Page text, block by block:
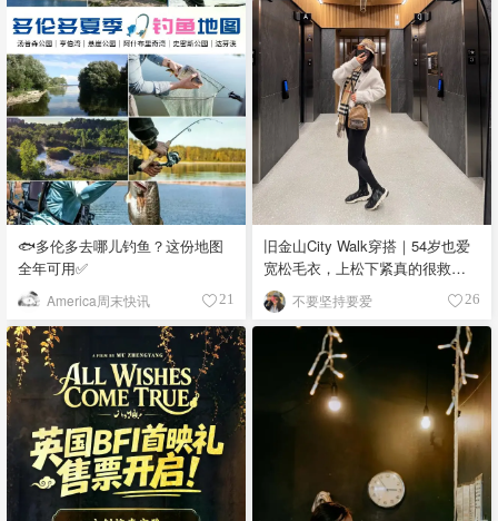
🐟多伦多去哪儿钓鱼？这份地图
全年可用✅
America周末快讯 21
旧金山City Walk穿搭｜54岁也爱
宽松毛衣，上松下紧真的很救比
例
不要坚持要爱 26